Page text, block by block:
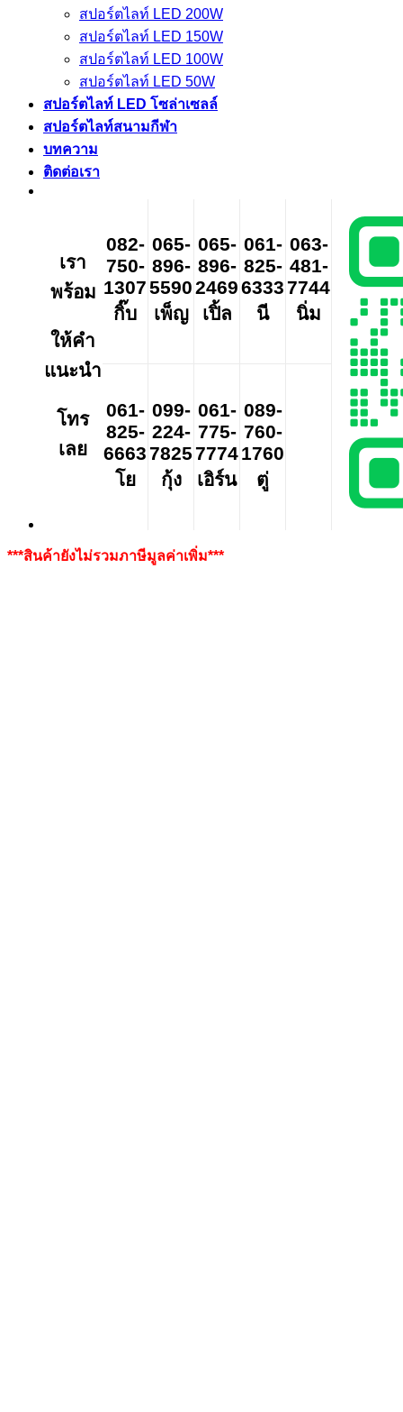
สปอร์ตไลท์ LED 200W
สปอร์ตไลท์ LED 150W
สปอร์ตไลท์ LED 100W
สปอร์ตไลท์ LED 50W
สปอร์ตไลท์ LED โซล่าเซลล์
สปอร์ตไลท์สนามกีฬา
บทความ
ติดต่อเรา
เรา
พร้อม
ให้คำ
แนะนำ
โทร
เลย
082-
750-
1307
กิ๊บ
065-
896-
5590
เพ็ญ
065-
896-
2469
เปิ้ล
061-
825-
6333
นี
063-
481-
7744
นิ่ม
061-
825-
6663
โย
099-
224-
7825
กุ้ง
061-
775-
7774
เอิร์น
089-
760-
1760
ตู่
***สินค้ายังไม่รวมภาษีมูลค่าเพิ่ม***